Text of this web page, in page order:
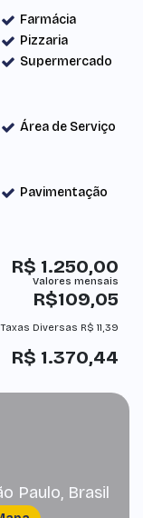
Farmácia
Pizzaria
Supermercado
Área de Serviço
Pavimentação
R$ 1.250,00
R$109,05
Taxas Diversas R$ 11,39
R$ 1.370,44
Paulo, Brasil